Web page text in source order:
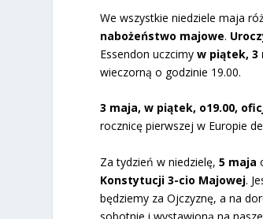
We wszystkie niedziele maja
nabożeństwo majowe.
Essendon uczcimyw piątek, 3
wieczorną o godzinie 19.00.
3 maja, w piątek, o19.00,
rocznicę pierwszej w Europie
Za tydzień w niedzielę,5 maja
Konstytucji 3-cio Majowej.
będziemy za Ojczyznę, a na